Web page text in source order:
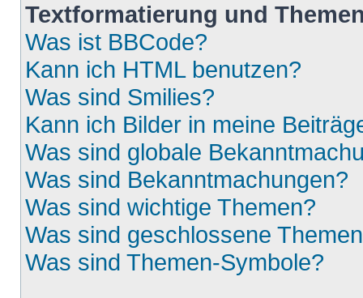
Textformatierung und
Was ist BBCode?
Kann ich HTML benutzen?
Was sind Smilies?
Kann ich Bilder in meine
Was sind globale
Was sind Bekanntmachungen?
Was sind wichtige Themen?
Was sind geschlossene
Was sind Themen-Symbole?